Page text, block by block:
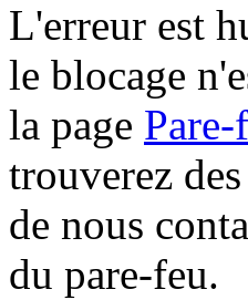
L'erreur est
le blocage
la page
trouverez
de nous
du pare-feu.